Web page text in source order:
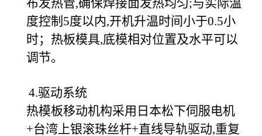
布发热管,确保焊接面发热均匀;与实际温
度控制5度以内,开机升温时间小于0.5小
时；热板模具,底模相对位置及水平可以
调节。
4.驱动系统
热模板移动机构采用日本松下伺服电机
+台湾上银滚珠丝杆+直线导轨驱动,重复